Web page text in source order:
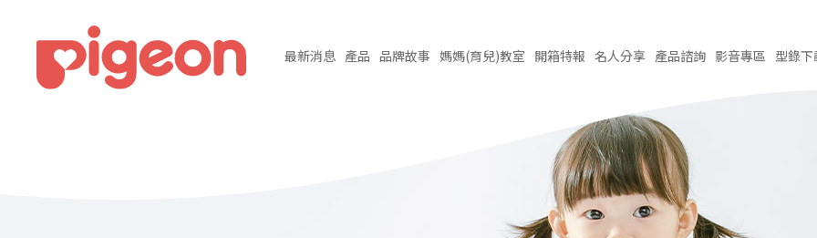
最新消息 產品 品牌故事 媽媽(育兒)教室 開箱特報 名人分享 產品諮詢 影音專區 型錄下